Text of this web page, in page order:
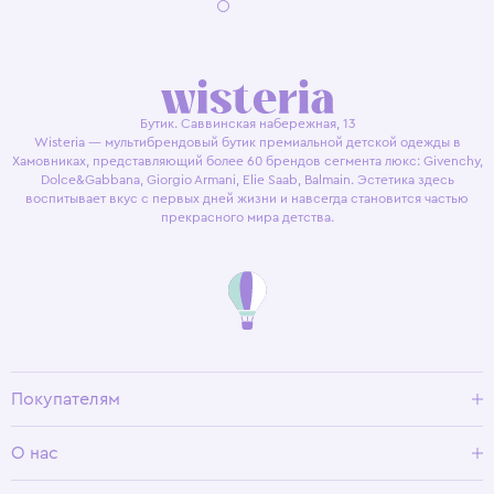
Бутик. Саввинская набережная, 13
Wisteria — мультибрендовый бутик премиальной детской одежды в
Хамовниках, представляющий более 60 брендов сегмента люкс: Givenchy,
Dolce&Gabbana, Giorgio Armani, Elie Saab, Balmain. Эстетика здесь
воспитывает вкус с первых дней жизни и навсегда становится частью
прекрасного мира детства.
Покупателям
Условия возврата
О нас